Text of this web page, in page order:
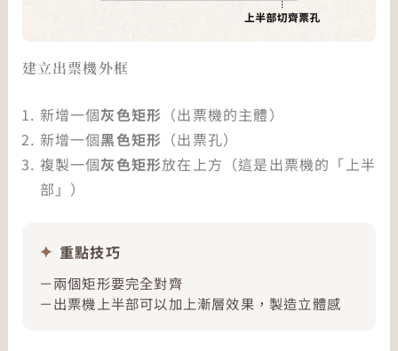
建立出票機外框
新增一個灰色矩形 （出票機的主體）
新增一個黑色矩形 （出票孔）
複製一個灰色矩形放在上方（這是出票機的「上半
部」）
重點技巧
－兩個矩形要完全對齊
－出票機上半部可以加上漸層效果，製造立體感